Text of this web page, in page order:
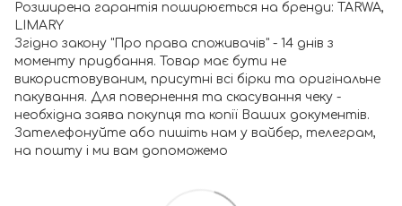
Розширена гарантія поширюється на бренди: TARWA,
LIMARY
Згідно закону "Про права споживачів" - 14 днів з
моменту придбання. Товар має бути не
використовуваним, присутні всі бірки та оригінальне
пакування. Для повернення та скасування чеку -
необхідна заява покупця та копії Ваших документів.
Зателефонуйте або пишіть нам у вайбер, телеграм,
на пошту і ми вам допоможемо